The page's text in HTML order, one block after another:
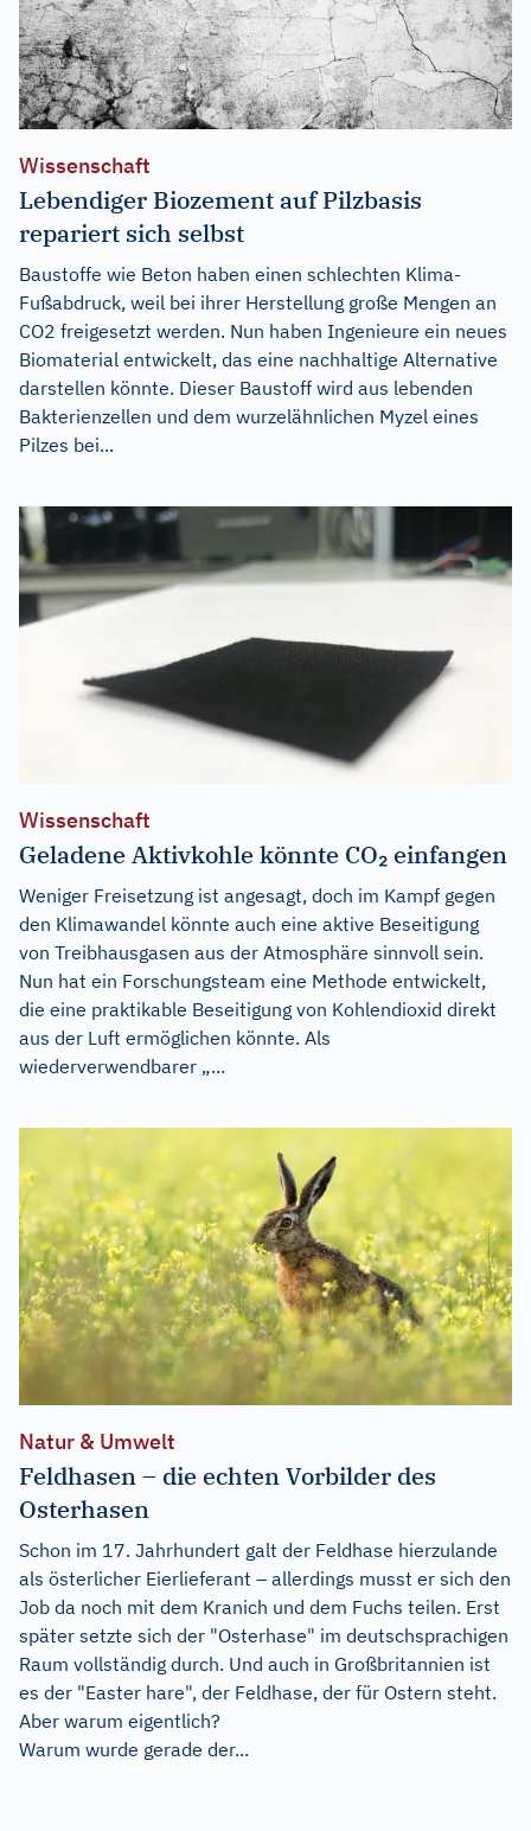
Wissenschaft
Lebendiger Biozement auf Pilzbasis
repariert sich selbst
Baustoffe wie Beton haben einen schlechten Klima-
Fußabdruck, weil bei ihrer Herstellung große Mengen an
CO2 freigesetzt werden. Nun haben Ingenieure ein neues
Biomaterial entwickelt, das eine nachhaltige Alternative
darstellen könnte. Dieser Baustoff wird aus lebenden
Bakterienzellen und dem wurzelähnlichen Myzel eines
Pilzes bei...
Wissenschaft
Geladene Aktivkohle könnte CO₂ einfangen
Weniger Freisetzung ist angesagt, doch im Kampf gegen
den Klimawandel könnte auch eine aktive Beseitigung
von Treibhausgasen aus der Atmosphäre sinnvoll sein.
Nun hat ein Forschungsteam eine Methode entwickelt,
die eine praktikable Beseitigung von Kohlendioxid direkt
aus der Luft ermöglichen könnte. Als
wiederverwendbarer „...
Natur & Umwelt
Feldhasen – die echten Vorbilder des
Osterhasen
Schon im 17. Jahrhundert galt der Feldhase hierzulande
als österlicher Eierlieferant – allerdings musst er sich den
Job da noch mit dem Kranich und dem Fuchs teilen. Erst
später setzte sich der "Osterhase" im deutschsprachigen
Raum vollständig durch. Und auch in Großbritannien ist
es der "Easter hare", der Feldhase, der für Ostern steht.
Aber warum eigentlich?
Warum wurde gerade der...